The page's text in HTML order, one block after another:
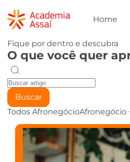
Home
Fique por dentro e descubra
O que você quer
Buscar
Todos AfronegócioAfronegócio